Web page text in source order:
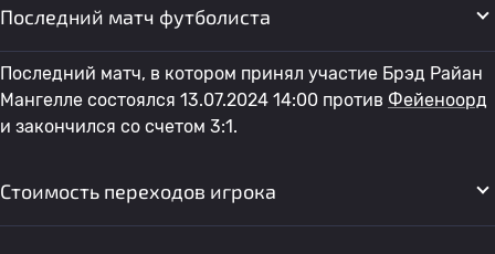
Последний матч футболиста
Последний матч, в котором принял участие Брэд Райан
Мангелле состоялся 13.07.2024 14:00 против Фейеноорд
и закончился со счетом 3:1.
Стоимость переходов игрока